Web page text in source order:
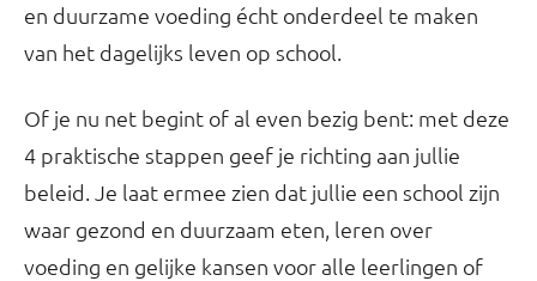
en duurzame voeding écht onderdeel te maken
van het dagelijks leven op school.
Of je nu net begint of al even bezig bent: met deze
4 praktische stappen geef je richting aan jullie
beleid. Je laat ermee zien dat jullie een school zijn
waar gezond en duurzaam eten, leren over
voeding en gelijke kansen voor alle leerlingen of